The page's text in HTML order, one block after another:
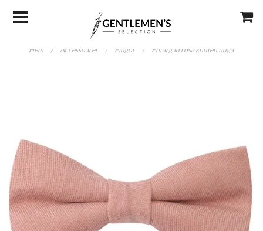
Hem / Accessoarer / Flugor / Enfärgad rosa knuten fluga